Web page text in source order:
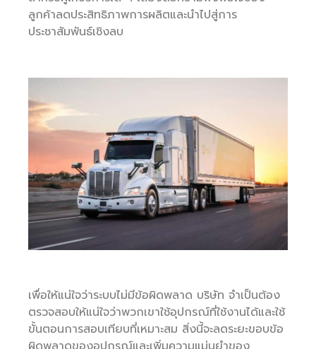
ลูกค้าลดประสิทธิภาพการผลิตและนำไปสู่การ
ประชาสัมพันธ์เชิงลบ
เพื่อให้แน่ใจว่าระบบไม่มีข้อผิดพลาด บริษัท จำเป็นต้อง
ตรวจสอบให้แน่ใจว่าพวกเขาใช้อุปกรณ์ที่ใช้งานได้และใช้
ขั้นตอนการสอบเทียบที่เหมาะสม สิ่งนี้จะลดระยะขอบข้อ